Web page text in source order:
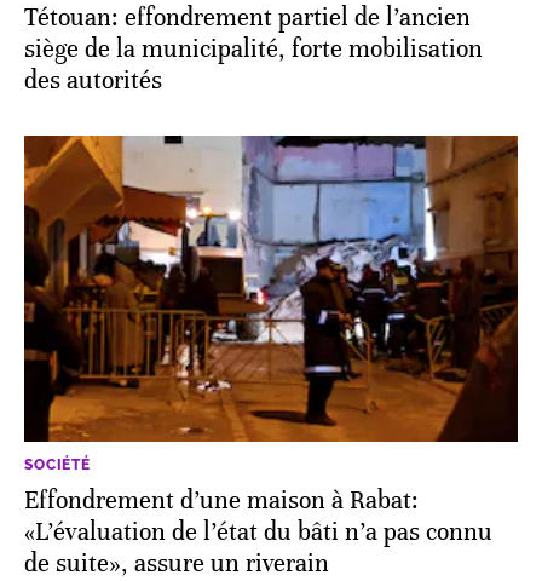
Tétouan: effondrement partiel de l’ancien
siège de la municipalité, forte mobilisation
des autorités
SOCIÉTÉ
Effondrement d’une maison à Rabat:
«L’évaluation de l’état du bâti n’a pas connu
de suite», assure un riverain